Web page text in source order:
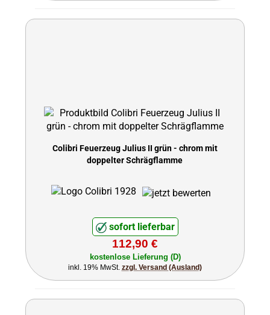
Colibri Feuerzeug Julius II grün - chrom mit
doppelter Schrägflamme
sofort lieferbar
112,90 €
kostenlose Lieferung (D)
inkl. 19% MwSt. zzgl. Versand (Ausland)